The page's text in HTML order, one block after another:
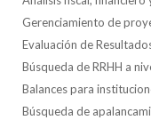
Gerenciamiento de
Evaluación de
Búsqueda de RRHH a
Balances para
Búsqueda de